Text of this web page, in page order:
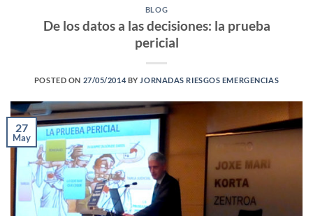
BLOG
De los datos a las decisiones: la prueba
pericial
POSTED ON 27/05/2014 BY JORNADAS RIESGOS EMERGENCIAS
27
May